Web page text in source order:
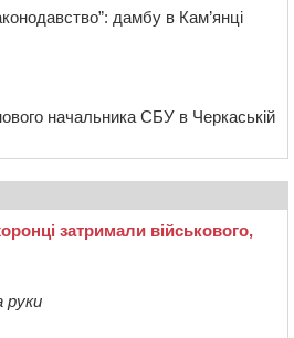
дамбу в Кам’янці
начальника СБУ в Черкаській
затримали військового,
руки